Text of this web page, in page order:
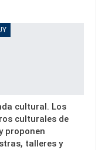
cultural. Los
culturales de
proponen
talleres y